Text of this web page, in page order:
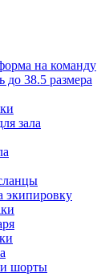
на команду
до 38.5 размера
зала
экипировку
шорты